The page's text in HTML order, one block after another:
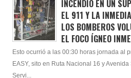
INCENDIO EN UN
EL 911 Y LA
LOS BOMBEROS
EL FOCO ÍGNEO
Esto ocurrió a las 00:30 horas jornada al
EASY, sito en Ruta Nacional 16 y
Servi...